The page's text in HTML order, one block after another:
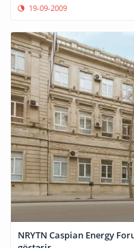
19-09-2009
NRYTN Caspian Energy